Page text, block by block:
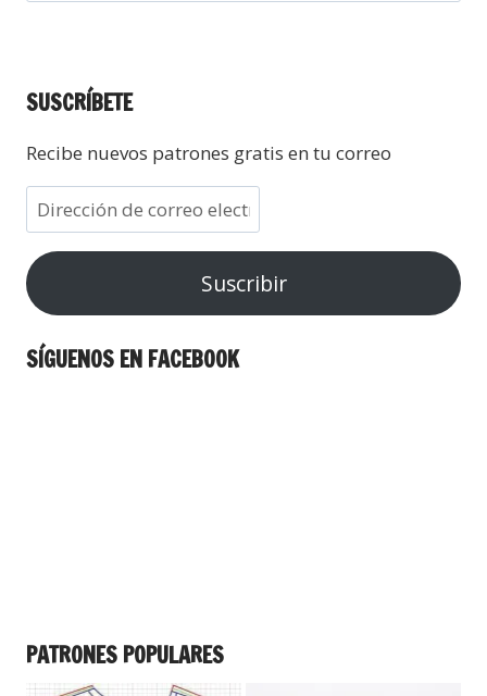
SUSCRÍBETE
Recibe nuevos patrones gratis en tu correo
Suscribir
SÍGUENOS EN FACEBOOK
PATRONES POPULARES